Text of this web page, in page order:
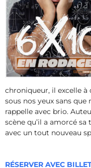
chroniqueur, il excelle
sous nos yeux sans que
rappelle avec brio.
scène qu’il a amorcé
avec un tout nouveau
RÉSERVER AVEC